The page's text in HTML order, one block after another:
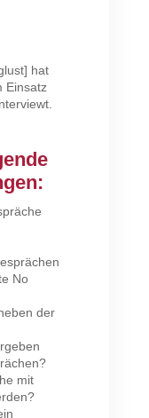
hat
Einsatz
No
der
mit